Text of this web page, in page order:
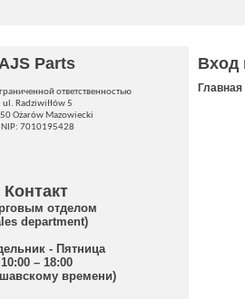
Parts
ответственностью
ul. Radziwiłłów 5
Ożarów Mazowiecki
NIP: 7010195428
Контакт
отделом
department)
- Пятница
10:00 – 18:00
времени)
Вход
Главная